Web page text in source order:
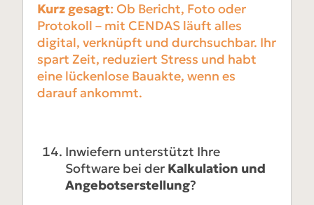
Kurz gesagt: Ob Bericht, Foto oder
Protokoll – mit CENDAS läuft alles
digital, verknüpft und durchsuchbar. Ihr
spart Zeit, reduziert Stress und habt
eine lückenlose Bauakte, wenn es
darauf ankommt.
Inwiefern unterstützt Ihre
Software bei der Kalkulation und
Angebotserstellung?